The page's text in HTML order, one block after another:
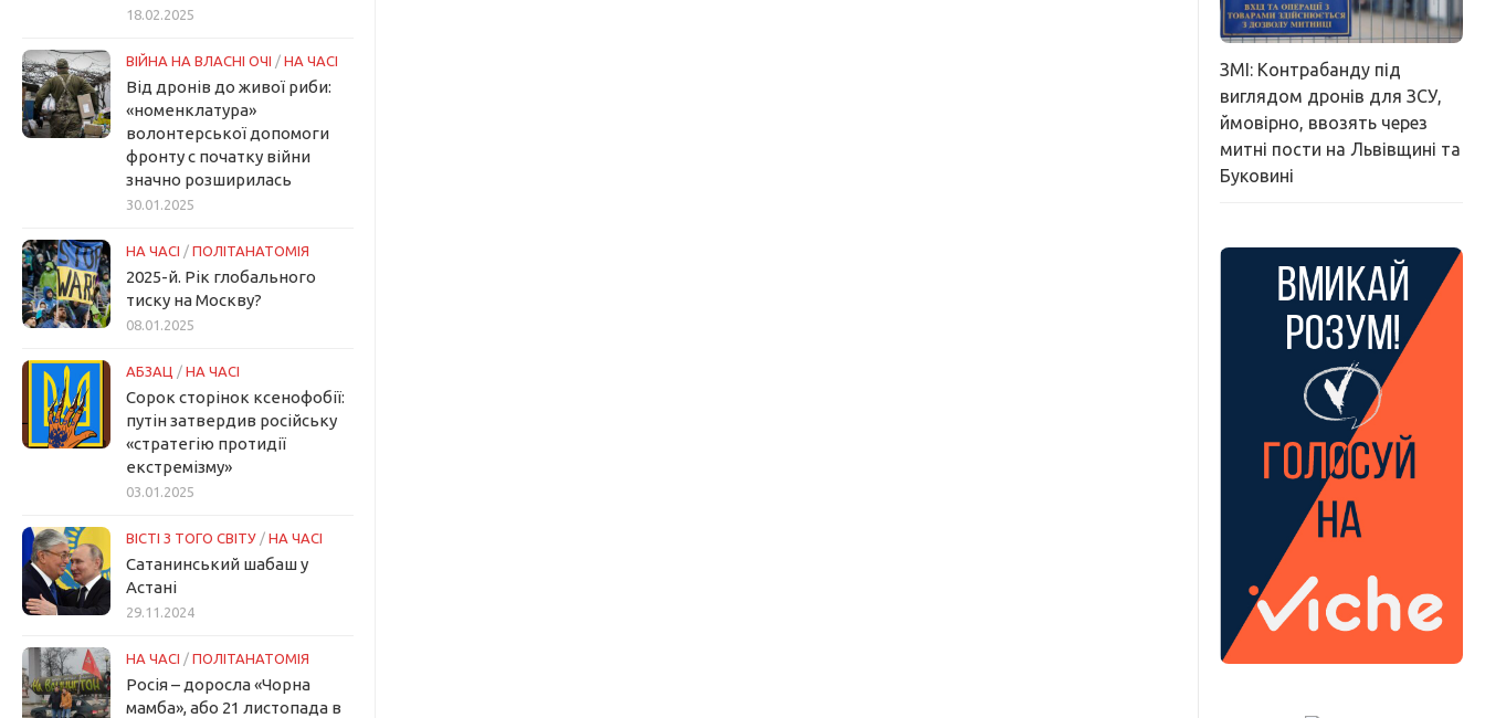
18.02.2025
ВІЙНА НА ВЛАСНІ ОЧІ / НА ЧАСІ
Від дронів до живої риби:
«номенклатура»
волонтерської допомоги
фронту с початку війни
значно розширилась
30.01.2025
НА ЧАСІ / ПОЛІТАНАТОМІЯ
2025-й. Рік глобального
тиску на Москву?
08.01.2025
АБЗАЦ / НА ЧАСІ
Сорок сторінок ксенофобії:
путін затвердив російську
«стратегію протидії
екстремізму»
03.01.2025
ВІСТІ З ТОГО СВІТУ / НА ЧАСІ
Сатанинський шабаш у
Астані
29.11.2024
НА ЧАСІ / ПОЛІТАНАТОМІЯ
Росія – доросла «Чорна
мамба», або 21 листопада в
ЗМІ: Контрабанду під
виглядом дронів для ЗСУ,
ймовірно, ввозять через
митні пости на Львівщині та
Буковині